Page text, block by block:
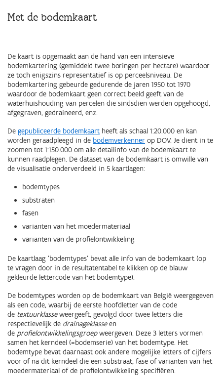
Met de bodemkaart
De kaart is opgemaakt aan de hand van een intensieve
bodemkartering (gemiddeld twee boringen per hectare) waardoor
ze toch enigszins representatief is op perceelsniveau. De
bodemkartering gebeurde gedurende de jaren 1950 tot 1970
waardoor de bodemkaart geen correct beeld geeft van de
waterhuishouding van percelen die sindsdien werden opgehoogd,
afgegraven, gedraineerd, enz.
De gepubliceerde bodemkaartheeft als schaal 1:20.000 en kan
worden geraadpleegd in de bodemverkenner op DOV. Je dient in te
zoomen tot 1:150.000 om alle detailinfo van de bodemkaart te
kunnen raadplegen. De dataset van de bodemkaart is omwille van
de visualisatie onderverdeeld in 5 kaartlagen:
bodemtypes
substraten
fasen
varianten van het moedermateriaal
varianten van de profielontwikkeling
De kaartlaag 'bodemtypes' bevat alle info van de bodemkaart (op
te vragen door in de resultatentabel te klikken op de blauw
gekleurde lettercode van het bodemtype).
De bodemtypes worden op de bodemkaart van België weergegeven
als een code, waarbij de eerste hoofdletter van de code
de textuurklasseweergeeft, gevolgd door twee letters die
respectievelijk de drainageklasseen
de profielontwikkelingsgroepweergeven. Deze 3 letters vormen
samen het kerndeel (=bodemserie) van het bodemtype. Het
bodemtype bevat daarnaast ook andere mogelijke letters of cijfers
voor of na dit kerndeel die een substraat, fase of varianten van het
moedermateriaal of de profielontwikkeling specifiëren.